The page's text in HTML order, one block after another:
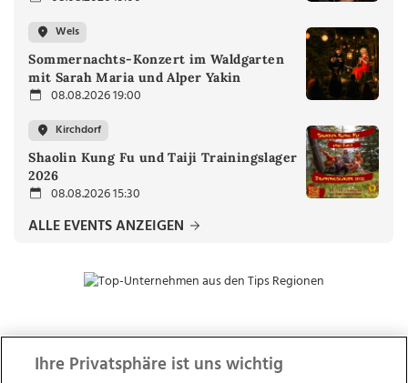
Wels
Sommernachts-Konzert im Waldgarten
mit Sarah Maria und Alper Yakin
08.08.2026 19:00
Kirchdorf
Shaolin Kung Fu und Taiji Trainingslager
2026
08.08.2026 15:30
ALLE EVENTS ANZEIGEN
ZUR NACHRICHTENÜBERSICHT
Ihre Privatsphäre ist uns wichtig